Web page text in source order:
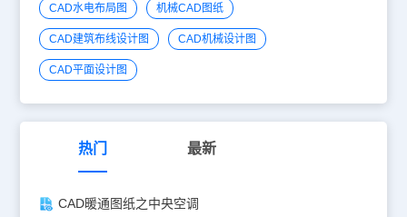
CAD水电布局图 机械CAD图纸
CAD建筑布线设计图 CAD机械设计图
CAD平面设计图
热门 最新
CAD暖通图纸之中央空调